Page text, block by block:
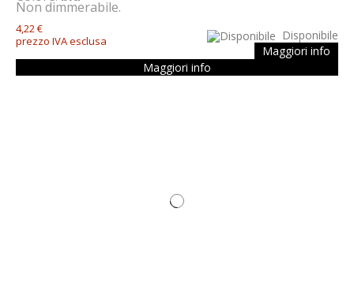
Non dimmerabile.
4,22 €
prezzo IVA esclusa
Disponibile
Maggiori info
Maggiori info